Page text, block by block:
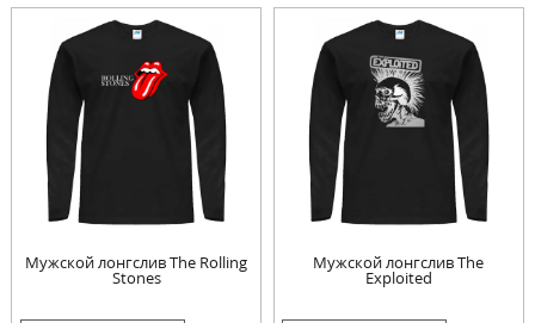
Мужской лонгслив The Rolling
Stones
Мужской лонгслив The
Exploited